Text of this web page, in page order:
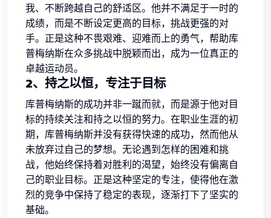
我、不断跨越自己的舒适区。他并不满足于一时的
成绩，而是不断设定更高的目标，挑战更强的对
手。正是这种不畏艰难、迎难而上的勇气，帮助库
普梅纳斯在众多挑战中脱颖而出，成为一位真正的
卓越运动员。
2、持之以恒，专注于目标
库普梅纳斯的成功并非一蹴而就，而是源于他对目
标的持续关注和持之以恒的努力。在职业生涯的初
期，库普梅纳斯并没有获得快速的成功，然而他从
未放弃过自己的梦想。无论遇到怎样的困难和挑
战，他始终保持着对胜利的渴望，始终没有偏离自
己的职业目标。正是这种坚定的专注，使得他在激
烈的竞争中保持了稳定的表现，逐渐打下了坚实的
基础。